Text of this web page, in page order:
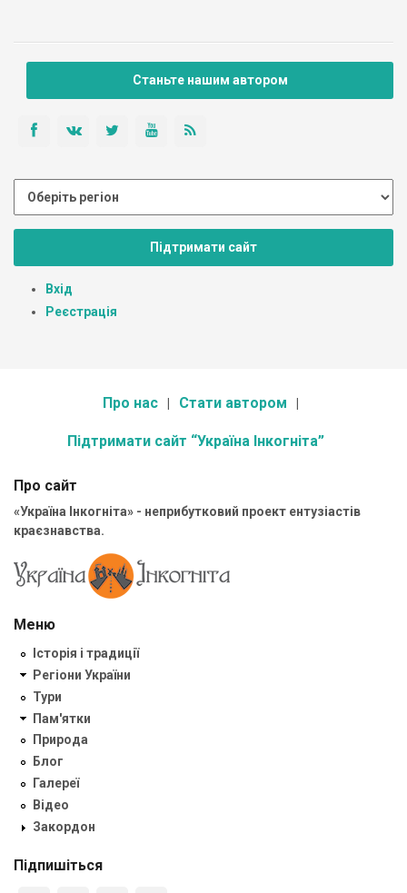
Станьте нашим автором
Підтримати сайт
Вхід
Реєстрація
Про нас Стати автором
Підтримати сайт “Україна Інкогніта”
Про сайт
«Україна Інкогніта» - неприбутковий проект ентузіастів
краєзнавства.
Меню
Історія і традиції
Регіони України
Тури
Пам'ятки
Природа
Блог
Галереї
Відео
Закордон
Підпишіться